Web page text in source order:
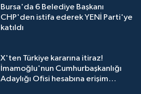
Bursa'da 6 Belediye Başkanı
CHP'den istifa ederek YENİ Parti'ye
katıldı
X'ten Türkiye kararına itiraz!
İmamoğlu'nun Cumhurbaşkanlığı
Adaylığı Ofisi hesabına erişim